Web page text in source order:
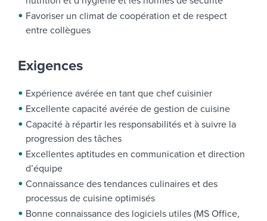
Favoriser un climat de coopération et de respect
entre collègues
Exigences
Expérience avérée en tant que chef cuisinier
Excellente capacité avérée de gestion de cuisine
Capacité à répartir les responsabilités et à suivre la
progression des tâches
Excellentes aptitudes en communication et direction
d’équipe
Connaissance des tendances culinaires et des
processus de cuisine optimisés
Bonne connaissance des logiciels utiles (MS Office,